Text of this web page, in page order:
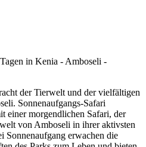
der Tierwelt und der vielfältigen
Sonnenaufgangs-Safari
einer morgendlichen Safari, der
von Amboseli in ihrer aktivsten
Sonnenaufgang erwachen die